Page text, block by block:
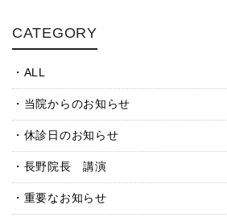
CATEGORY
ALL
当院からのお知らせ
休診日のお知らせ
長野院長 講演
重要なお知らせ